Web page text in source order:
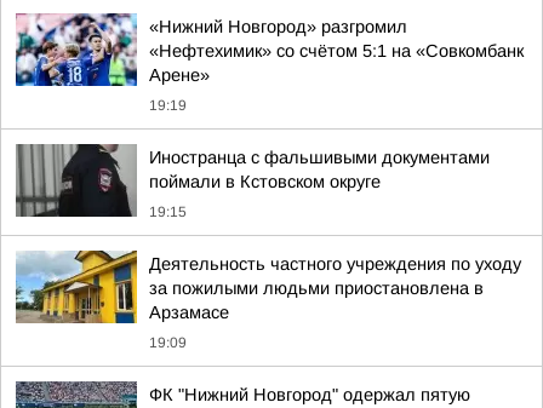
«Нижний Новгород» разгромил
«Нефтехимик» со счётом 5:1 на «Совкомбанк
Арене»
19:19
Иностранца с фальшивыми документами
поймали в Кстовском округе
19:15
Деятельность частного учреждения по уходу
за пожилыми людьми приостановлена в
Арзамасе
19:09
ФК "Нижний Новгород" одержал пятую